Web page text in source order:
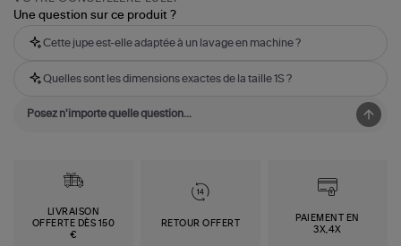
Une question sur ce produit ?
Cette jupe est-elle adaptée à un lavage en machine ?
Quelles sont les dimensions exactes de la taille 1S ?
LIVRAISON
OFFERTE DÈS 150
€
RETOUR OFFERT
PAIEMENT EN
3X,4X